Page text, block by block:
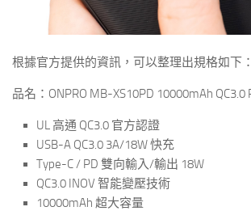
根據官方提供的資訊，可以整理出規格如下：
品名：ONPRO MB-XS10PD 10000mAh QC3.0
UL 高通 QC3.0 官方認證
USB-A QC3.0 3A/18W 快充
Type-C / PD 雙向輸入/輸出 18W
QC3.0 INOV 智能變壓技術
10000mAh 超大容量